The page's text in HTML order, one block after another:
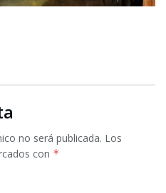
no será publicada. Los
con *